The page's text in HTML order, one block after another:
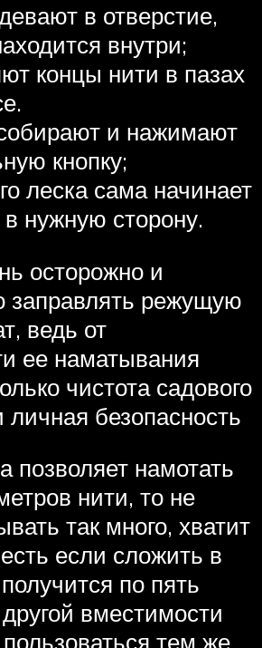
в отверстие,
внутри;
концы нити в пазах
и нажимают
кнопку;
леска сама начинает
в нужную сторону.
осторожно и
заправлять режущую
ведь от
ее наматывания
чистота садового
личная безопасность
позволяет намотать
нити, то не
так много, хватит
если сложить в
по пять
вместимости
тем же